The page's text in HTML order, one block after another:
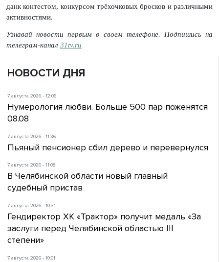
данк контестом, конкурсом трёхочковых бросков и различными
активностями.
Узнавай новости первым в своем телефоне. Подпишись на
телеграм-канал 31tv.ru
НОВОСТИ ДНЯ
7 августа 2026 - 12:06
Нумерология любви. Больше 500 пар поженятся
08.08
7 августа 2026 - 11:36
Пьяный пенсионер сбил дерево и перевернулся
7 августа 2026 - 11:08
В Челябинской области новый главный
судебный пристав
7 августа 2026 - 10:31
Гендиректор ХК «Трактор» получит медаль «За
заслуги перед Челябинской областью III
степени»
7 августа 2026 - 10:01